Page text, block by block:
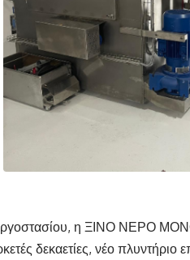
εργοστασίου, η ΞΙΝΟ ΝΕΡΟ
δεκαετίες, νέο πλυντήριο